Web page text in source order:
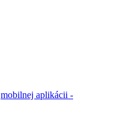
mobilnej aplikácii -